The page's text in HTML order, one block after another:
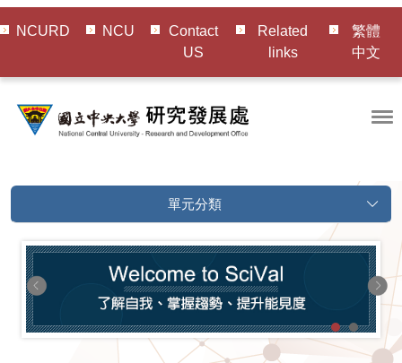
NCURD NCU
Contact
US
Related
links
繁體
中文
單元分類